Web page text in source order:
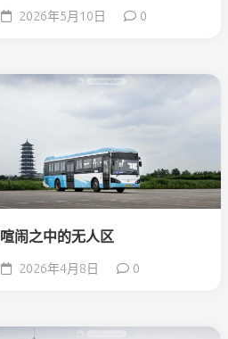
2026年5月10日 0
喧闹之中的无人区
2026年4月8日 0